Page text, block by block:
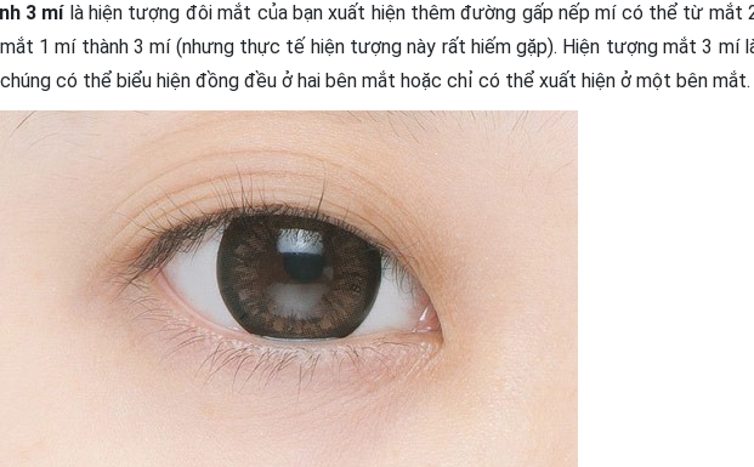
3 mílà hiện tượng đôi mắt của bạn xuất hiện thêm đường gấp nếp mí có thể từ mắt
1 mí thành 3 mí (nhưng thực tế hiện tượng này rất hiếm gặp). Hiện tượng mắt 3 mí
có thể biểu hiện đồng đều ở hai bên mắt hoặc chỉ có thể xuất hiện ở một bên mắt.